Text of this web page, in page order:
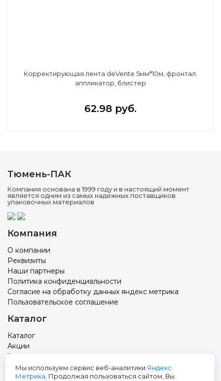
Корректирующая лента deVente 5мм*10м, фронтал.
аппликатор, блистер
62.98 руб.
Тюмень-ПАК
Компания основана в 1999 году и в настоящий момент
является одним из самых надежных поставщиков
упаковочных материалов
Компания
О компании
Реквизиты
Наши партнеры
Политика конфиденциальности
Согласие на обработку данных яндекс метрика
Пользовательское соглашение
Каталог
Каталог
Акции
Товар с вашим логотипом
Новости
Мы используем сервис веб-аналитики Яндекс
Метрика . Продолжая пользоваться сайтом, Вы